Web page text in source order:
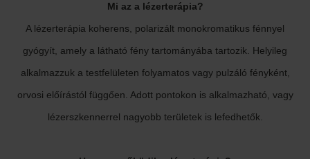
Mi az a lézerterápia?
A lézerterápia koherens, polarizált monokromatikus fénnyel
gyógyít, amely a látható fény tartományába tartozik. Helyileg
alkalmazzuk a testfelületen folyamatos vagy pulzáló fényként,
orvosi előírástól függően. Adott pontokon is alkalmazható, vagy
lézerszkennerrel nagyobb területek is lefedhetők.